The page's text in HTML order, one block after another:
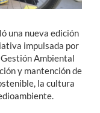
una nueva edición
impulsada por
Ambiental
y mantención de
la cultura